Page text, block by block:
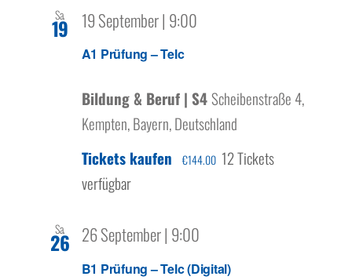
Sa.
19
A1 Prüfung – Telc
19 September | 9:00
Bildung & Beruf | S4 Scheibenstraße 4,
Kempten, Bayern, Deutschland
Tickets kaufen
€144.00 12 Tickets
verfügbar
Sa.
26
B1 Prüfung – Telc (Digital)
26 September | 9:00